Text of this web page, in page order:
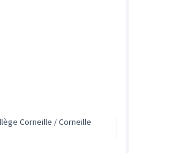
Corneille / Corneille